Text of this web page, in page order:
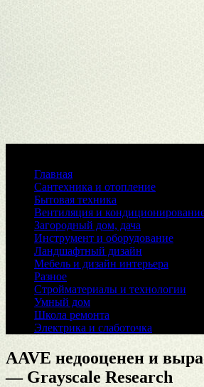
Главная
Сантехника и отопление
Бытовая техника
Вентиляция и
Загородный дом, дача
Инструмент и оборудование
Ландшафтный дизайн
Мебель и дизайн интерьера
Разное
Стройматериалы и технологии
Умный дом
Школа ремонта
Электрика и слаботочка
AAVE недооценен и
— Grayscale Research